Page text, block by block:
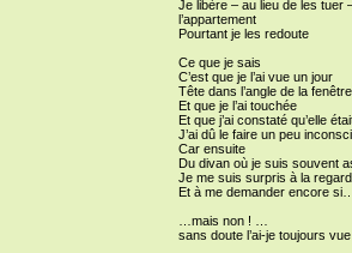
Je libère – au lieu de les tuer
l’appartement
Pourtant je les redoute
Ce que je sais
C’est que je l’ai vue un jour
Tête dans l’angle de la fenêtre
Et que je l’ai touchée
Et que j’ai constaté qu’elle
J’ai dû le faire un peu
Car ensuite
Du divan où je suis souvent
Je me suis surpris à la
Et à me demander encore
…mais non ! …
sans doute l’ai-je toujours